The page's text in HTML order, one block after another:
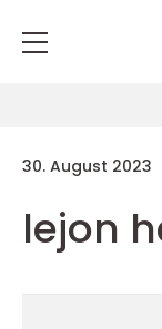
30. August 2023
lejon